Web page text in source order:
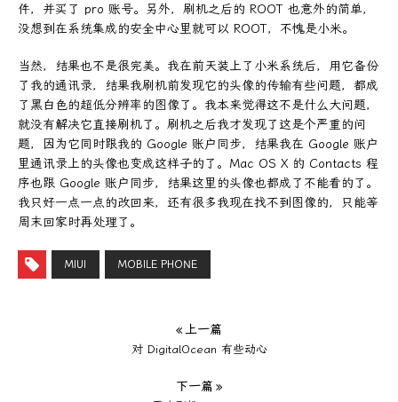
件，并买了 pro 账号。另外，刷机之后的 ROOT 也意外的简单，
没想到在系统集成的安全中心里就可以 ROOT，不愧是小米。
当然，结果也不是很完美。我在前天装上了小米系统后，用它备份
了我的通讯录，结果我刷机前发现它的头像的传输有些问题，都成
了黑白色的超低分辨率的图像了。我本来觉得这不是什么大问题，
就没有解决它直接刷机了。刷机之后我才发现了这是个严重的问
题，因为它同时跟我的 Google 账户同步，结果我在 Google 账户
里通讯录上的头像也变成这样子的了。Mac OS X 的 Contacts 程
序也跟 Google 账户同步，结果这里的头像也都成了不能看的了。
我只好一点一点的改回来，还有很多我现在找不到图像的，只能等
周末回家时再处理了。
MIUI MOBILE PHONE
« 上一篇
对 DigitalOcean 有些动心
下一篇 »